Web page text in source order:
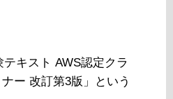
テキスト AWS認定クラ
ー 改訂第3版」という